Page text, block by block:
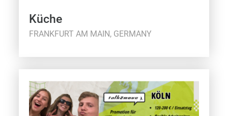
Küche
FRANKFURT AM MAIN, GERMANY